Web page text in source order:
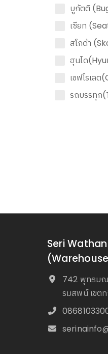
บูกัตติ
เซียท
สโกด้า
ฮุนได
เชฟโรเล
รถบรรทุก
Seri
742 พุทธมณ
รมสพน์ เขต